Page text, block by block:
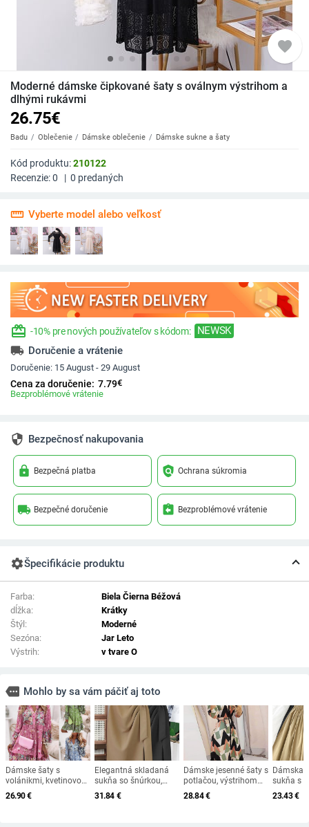
favorite
Moderné dámske čipkované šaty s oválnym výstrihom a
dlhými rukávmi
26.75€
Badu Oblečenie Dámske oblečenie Dámske sukne a šaty
Kód produktu:210122
Recenzie:0 | 0 predaných
straighten Vyberte model alebo veľkosť
redeem -10% pre nových používateľov s kódom: NEWSK
local_shipping Doručenie a vrátenie
Doručenie: 15 August - 29 August
Cena za doručenie: 7.79€
Bezproblémové vrátenie
security Bezpečnosť nakupovania
lock Bezpečná platba policy Ochrana súkromia
local_shipping Bezpečné doručenie assignment_return Bezproblémové vrátenie
settingsŠpecifikácie produktu
Farba:
Biela Čierna Béžová
dĺžka:
Krátky
Štýl:
Moderné
Sezóna:
Jar Leto
Výstrih:
v tvare O
more Mohlo by sa vám páčiť aj toto
Dámske šaty s
volánikmi, kvetinovou
potlačou, jarné letné
plážové párty šaty,
26.90€
Elegantná skladaná
sukňa so šnúrkou,
kórejská móda, zips s
vysokým pásom, midi
31.84 €
Dámske jesenné šaty s
potlačou, výstrihom
do V a dlhým rukávom
s šnurovaním a úzkym
28.84€
Dámska
sukňa s
pásom,
skladaný
23.43€